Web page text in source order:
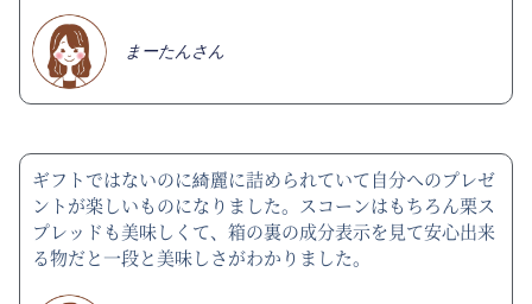
まーたんさん
ギフトではないのに綺麗に詰められていて自分へのプレゼ
ントが楽しいものになりました。スコーンはもちろん栗ス
プレッドも美味しくて、箱の裏の成分表示を見て安心出来
る物だと一段と美味しさがわかりました。